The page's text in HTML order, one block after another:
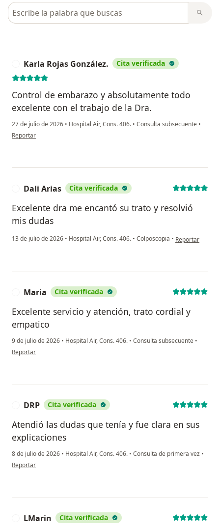
Busca en opiniones
Karla Rojas González. Cita verificada
Control de embarazo y absolutamente todo
excelente con el trabajo de la Dra.
27 de julio de 2026 • Hospital Air, Cons. 406. • Consulta subsecuente •
en opinión del usuario Karla Rojas González.
Reportar
Dali Arias Cita verificada
Excelente dra me encantó su trato y resolvió
mis dudas
13 de julio de 2026 • Hospital Air, Cons. 406. • Colposcopia • en opinión del
Reportar
Maria Cita verificada
Excelente servicio y atención, trato cordial y
empatico
9 de julio de 2026 • Hospital Air, Cons. 406. • Consulta subsecuente •
en opinión del usuario Maria
Reportar
DRP Cita verificada
Atendió las dudas que tenía y fue clara en sus
explicaciones
8 de julio de 2026 • Hospital Air, Cons. 406. • Consulta de primera vez •
en opinión del usuario DRP
Reportar
LMarin Cita verificada